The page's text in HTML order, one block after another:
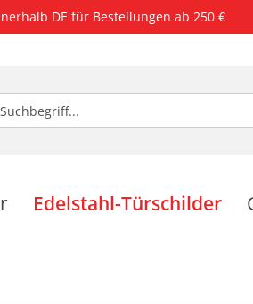
DE für Bestellungen ab 250 €
Edelstahl-Türschilder